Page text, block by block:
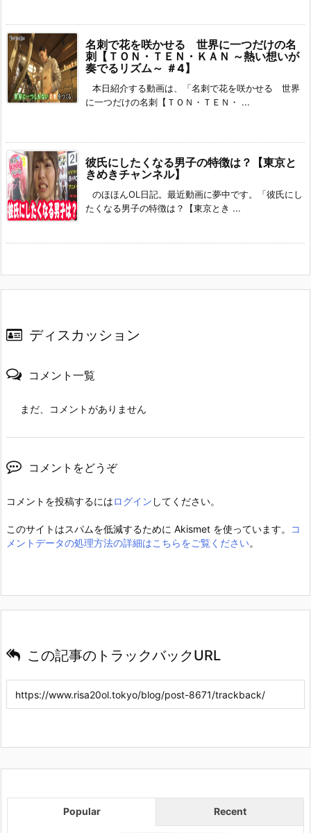
名刺で花を咲かせる 世界に一つだけの名
刺【ＴＯＮ・ＴＥＮ・ＫＡＮ ～熱い想いが
奏でるリズム～ ＃4】
本日紹介する動画は、「名刺で花を咲かせる 世界
に一つだけの名刺【ＴＯＮ・ＴＥＮ・ ...
彼氏にしたくなる男子の特徴は？【東京と
きめきチャンネル】
のほほんOL日記。最近動画に夢中です。「彼氏にし
たくなる男子の特徴は？【東京とき ...
ディスカッション
コメント一覧
まだ、コメントがありません
コメントをどうぞ
コメントを投稿するにはログイン してください。
このサイトはスパムを低減するために Akismet を使っています。
コ
メントデータの処理方法の詳細はこちらをご覧ください。
この記事のトラックバックURL
Popular Recent